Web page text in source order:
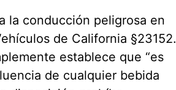
la conducción peligrosa en
de California §23152.
establece que “es
de cualquier bebida